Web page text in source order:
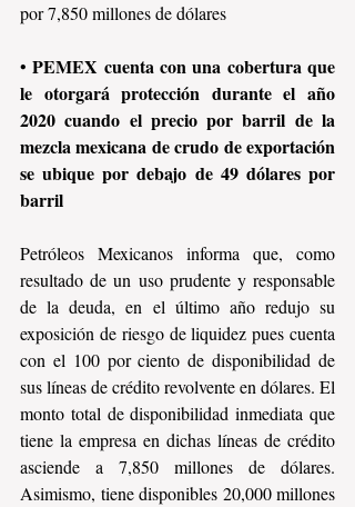
por 7,850 millones de dólares
• PEMEX cuenta con una cobertura que
le otorgará protección durante el año
2020 cuando el precio por barril de la
mezcla mexicana de crudo de exportación
se ubique por debajo de 49 dólares por
barril
Petróleos Mexicanos informa que, como
resultado de un uso prudente y responsable
de la deuda, en el último año redujo su
exposición de riesgo de liquidez pues cuenta
con el 100 por ciento de disponibilidad de
sus líneas de crédito revolvente en dólares. El
monto total de disponibilidad inmediata que
tiene la empresa en dichas líneas de crédito
asciende a 7,850 millones de dólares.
Asimismo, tiene disponibles 20,000 millones